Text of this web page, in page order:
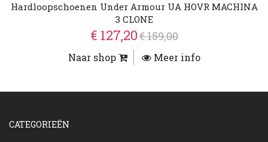
Hardloopschoenen Under Armour UA HOVR MACHINA
3 CLONE
€ 127,20€ 159,00
Naar shop Meer info
CATEGORIEËN